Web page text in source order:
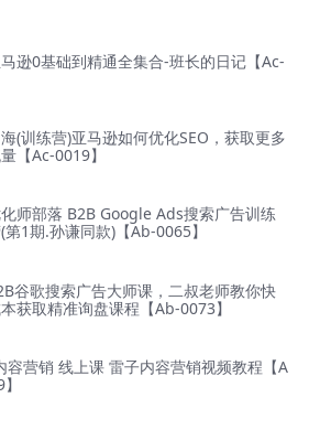
逊0基础到精通全集合-班长的日记【Ac-
(训练营)亚马逊如何优化SEO，获取更多
【Ac-0019】
师部落 B2B Google Ads搜索广告训练
第1期.孙谦同款)【Ab-0065】
谷歌搜索广告大师课，二叔老师教你快
获取精准询盘课程【Ab-0073】
容营销 线上课 雷子内容营销视频教程【A